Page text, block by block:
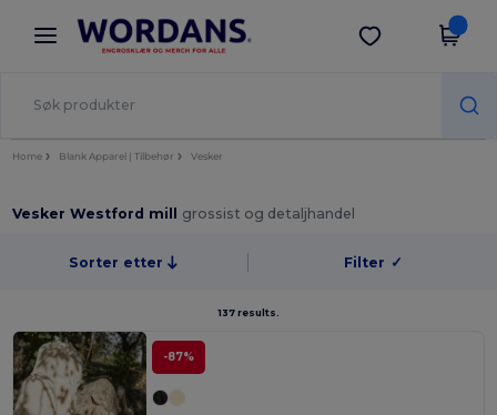
× Wordans-app
Bedre priser i appen!
Last ned app
Home Blank Apparel | Tilbehør Vesker
Vesker Westford mill grossist og detaljhandel
Sorter etter Filter ✓
137 results.
-87%